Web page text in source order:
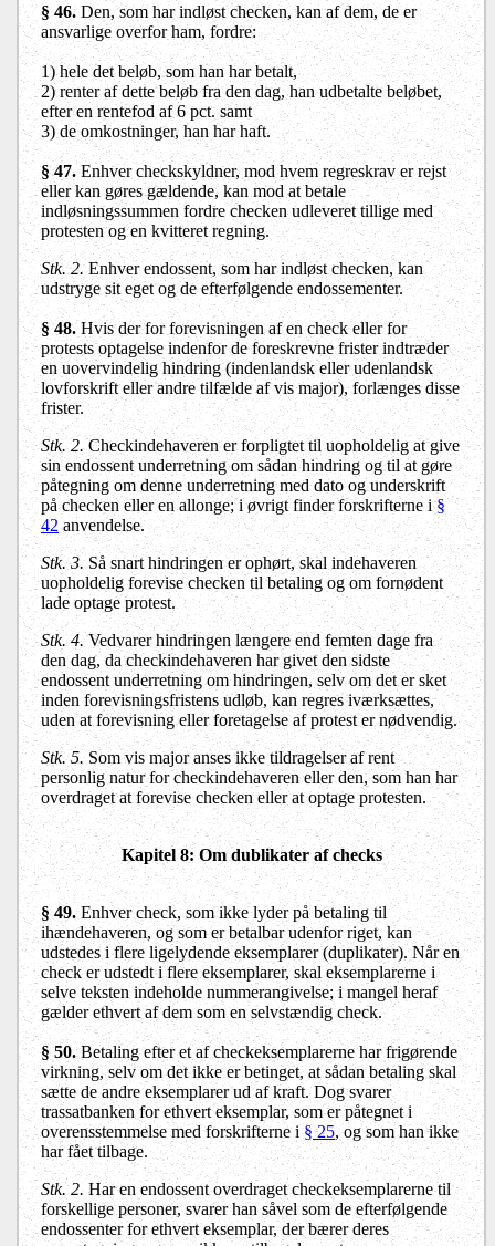
§ 46. Den, som har indløst checken, kan af dem, de er
ansvarlige overfor ham, fordre:
1) hele det beløb, som han har betalt,
2) renter af dette beløb fra den dag, han udbetalte beløbet,
efter en rentefod af 6 pct. samt
3) de omkostninger, han har haft.
§ 47.Enhver checkskyldner, mod hvem regreskrav er rejst
eller kan gøres gældende, kan mod at betale
indløsningssummen fordre checken udleveret tillige med
protesten og en kvitteret regning.
Stk. 2.Enhver endossent, som har indløst checken, kan
udstryge sit eget og de efterfølgende endossementer.
§ 48.Hvis der for forevisningen af en check eller for
protests optagelse indenfor de foreskrevne frister indtræder
en uovervindelig hindring (indenlandsk eller udenlandsk
lovforskrift eller andre tilfælde af vis major), forlænges disse
frister.
Stk. 2.Checkindehaveren er forpligtet til uopholdelig at give
sin endossent underretning om sådan hindring og til at gøre
påtegning om denne underretning med dato og underskrift
på checken eller en allonge; i øvrigt finder forskrifterne i§
42 anvendelse.
Stk. 3.Så snart hindringen er ophørt, skal indehaveren
uopholdelig forevise checken til betaling og om fornødent
lade optage protest.
Stk. 4.Vedvarer hindringen længere end femten dage fra
den dag, da checkindehaveren har givet den sidste
endossent underretning om hindringen, selv om det er sket
inden forevisningsfristens udløb, kan regres iværksættes,
uden at forevisning eller foretagelse af protest er nødvendig.
Stk. 5.Som vis major anses ikke tildragelser af rent
personlig natur for checkindehaveren eller den, som han har
overdraget at forevise checken eller at optage protesten.
Kapitel 8: Om dublikater af checks
§ 49.Enhver check, som ikke lyder på betaling til
ihændehaveren, og som er betalbar udenfor riget, kan
udstedes i flere ligelydende eksemplarer (duplikater). Når en
check er udstedt i flere eksemplarer, skal eksemplarerne i
selve teksten indeholde nummerangivelse; i mangel heraf
gælder ethvert af dem som en selvstændig check.
§ 50.Betaling efter et af checkeksemplarerne har frigørende
virkning, selv om det ikke er betinget, at sådan betaling skal
sætte de andre eksemplarer ud af kraft. Dog svarer
trassatbanken for ethvert eksemplar, som er påtegnet i
overensstemmelse med forskrifterne i § 25, og som han ikke
har fået tilbage.
Stk. 2. Har en endossent overdraget checkeksemplarerne til
forskellige personer, svarer han såvel som de efterfølgende
endossenter for ethvert eksemplar, der bærer deres